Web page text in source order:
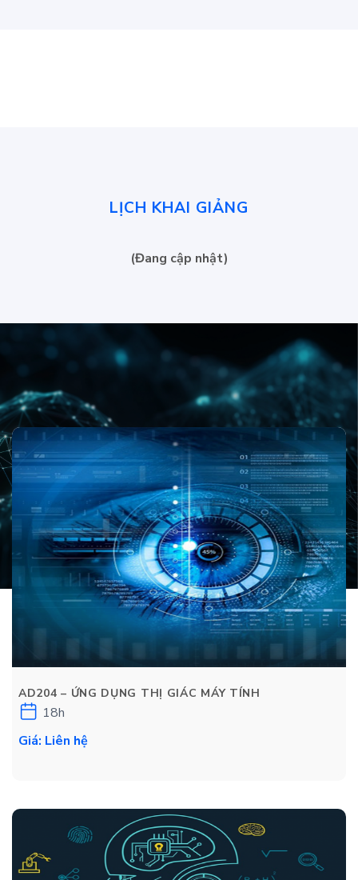
LỊCH KHAI GIẢNG
(Đang cập nhật)
AD204 – ỨNG DỤNG THỊ GIÁC MÁY TÍNH
18h
Giá: Liên hệ